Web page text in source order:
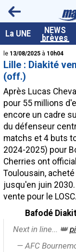
La UNE NEWS
brèves
<
le 13/08/2025 à 10h04
Lille : Diakité
(off.)
Après Lucas
pour 55 millions
encore un cadre
du défenseur
matchs et 4 buts
2024-2025) pour
Cherries ont
Toulousain,
jusqu'en juin
vente pour le LOSC.
Bafodé
Next in line... 👑
— AFC
A la UNE
Dernières brèves
Live / Matchs en
Résultats et
Class. buteurs
Programme TV foot
Vidéos
Sondages
Tableau transferts L1
Taille de la police
Paramètrages /
Contact / Signaler un
Recrutement